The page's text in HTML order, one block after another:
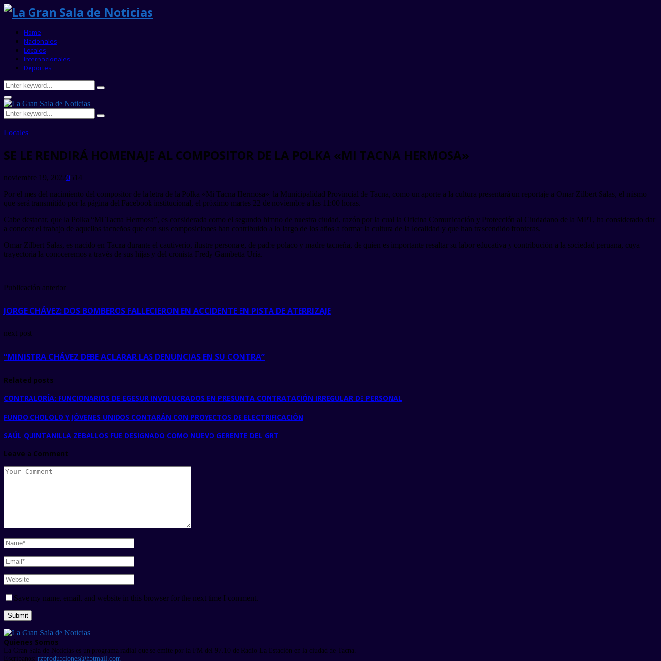
Home
Nacionales
Locales
Internacionales
Deportes
Search
for:
Search
Primary
Menu
Search
for:
Search
Locales
SE LE RENDIRÁ HOMENAJE AL COMPOSITOR DE LA POLKA «MI TACNA HERMOSA»
noviembre 19, 20220514
Por el mes del nacimiento del compositor de la letra de la Polka «Mi Tacna Hermosa», la Municipalidad Provincial de Tacna, como un aporte a la cultura presentará un reportaje a Omar Zilbert Salas, el mismo
que será transmitido por la página del Facebook institucional, el próximo martes 22 de noviembre a las 11:00 horas.
Cabe destacar, que la Polka “Mi Tacna Hermosa”, es considerada como el segundo himno de nuestra ciudad, razón por la cual la Oficina Comunicación y Protección al Ciudadano de la MPT, ha considerado dar
a conocer el trabajo de aquellos tacneños que con sus composiciones han contribuido a lo largo de los años a formar la cultura de la localidad y que han trascendido fronteras.
Omar Zilbert Salas, es nacido en Tacna durante el cautiverio, ilustre personaje, de padre polaco y madre tacneña, de quien es importante resaltar su labor educativa y contribución a la sociedad peruana, cuya
trayectoria la conoceremos a través de sus hijas y del cronista Fredy Gambetta Uría.
Publicación anterior
JORGE CHÁVEZ: DOS BOMBEROS FALLECIERON EN ACCIDENTE EN PISTA DE ATERRIZAJE
next post
“MINISTRA CHÁVEZ DEBE ACLARAR LAS DENUNCIAS EN SU CONTRA”
Related posts
CONTRALORÍA: FUNCIONARIOS DE EGESUR INVOLUCRADOS EN PRESUNTA CONTRATACIÓN IRREGULAR DE PERSONAL
FUNDO CHOLOLO Y JÓVENES UNIDOS CONTARÁN CON PROYECTOS DE ELECTRIFICACIÓN
SAÚL QUINTANILLA ZEBALLOS FUE DESIGNADO COMO NUEVO GERENTE DEL GRT
Leave a Comment
Save my name, email, and website in this browser for the next time I comment.
Quienes Somos
La Gran Sala de Noticias es un programa radial que se emite por la FM del 97.10 de Radio La Estación en la ciudad de Tacna.
Escríbanos: rzproducciones@hotmail.com